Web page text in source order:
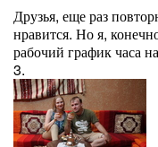
Друзья, еще раз
нравится. Но я,
рабочий график часа
3.